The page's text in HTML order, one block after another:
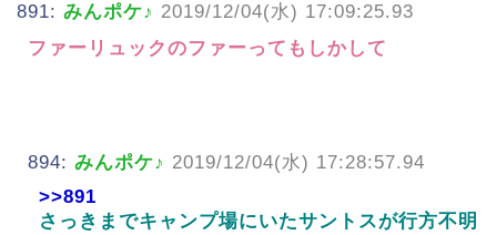
891: みんポケ♪ 2019/12/04(水) 17:09:25.93
ファーリュックのファーってもしかして
894: みんポケ♪ 2019/12/04(水) 17:28:57.94
>>891
さっきまでキャンプ場にいたサントスが行方不明